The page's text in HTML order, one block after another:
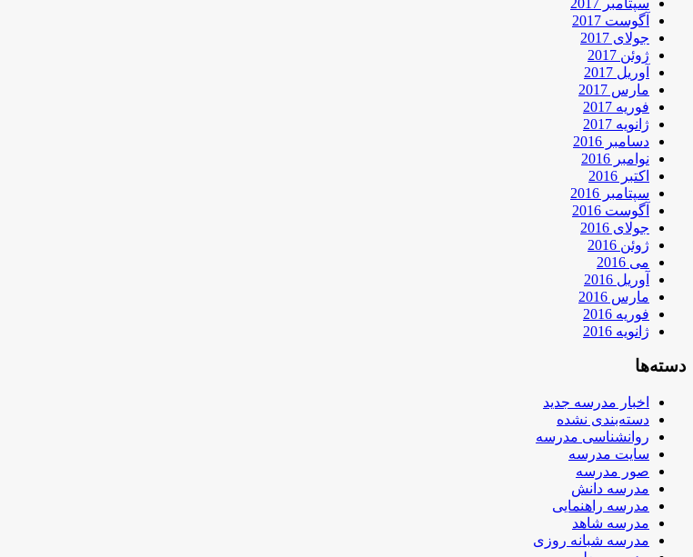
آگوست 2017
جولای 2017
ژوئن 2017
آوریل 2017
مارس 2017
فوریه 2017
ژانویه 2017
دسامبر 2016
نوامبر 2016
اکتبر 2016
سپتامبر 2016
آگوست 2016
جولای 2016
ژوئن 2016
می 2016
آوریل 2016
مارس 2016
فوریه 2016
ژانویه 2016
دسته‌ها
اخبار مدرسه جدید
دسته‌بندی نشده
روانشناسی مدرسه
سایت مدرسه
صور مدرسه
مدرسه دانش
مدرسه راهنمایی
مدرسه شاهد
مدرسه شبانه روزی